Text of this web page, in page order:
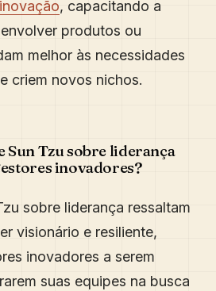
, capacitando a
produtos ou
melhor às necessidades
criem novos nichos.
Sun Tzu sobre liderança
inovadores?
sobre liderança ressaltam
visionário e resiliente,
inovadores a serem
suas equipes na busca